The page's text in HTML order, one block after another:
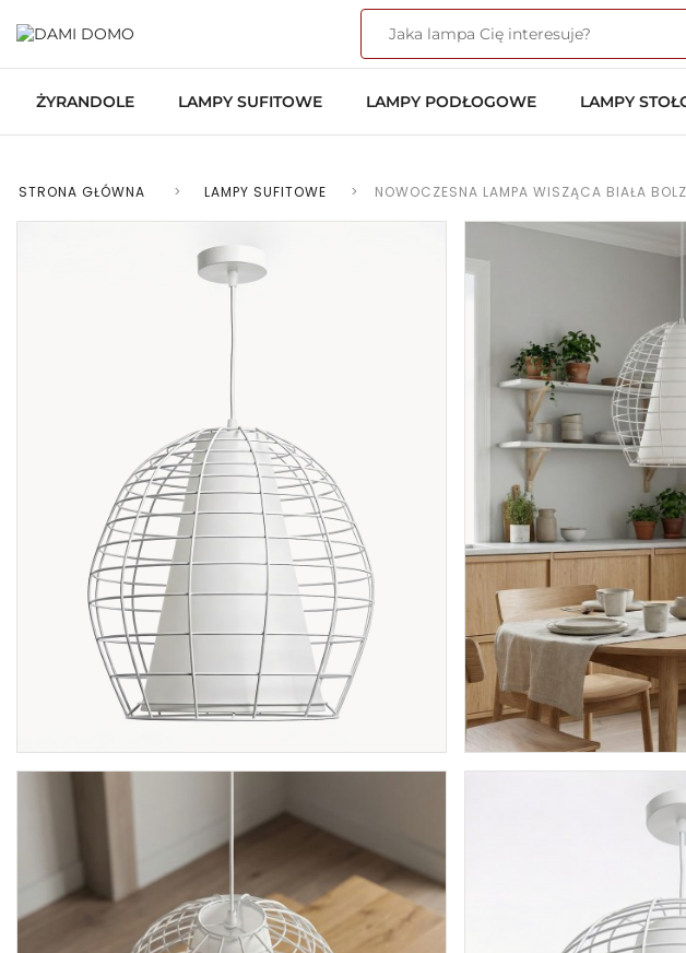
ŻYRANDOLE LAMPY SUFITOWE LAMPY PODŁOGOWE LAMPY
STRONA GŁÓWNA > LAMPY SUFITOWE > NOWOCZESNA LAMPA WISZĄCA BIAŁA